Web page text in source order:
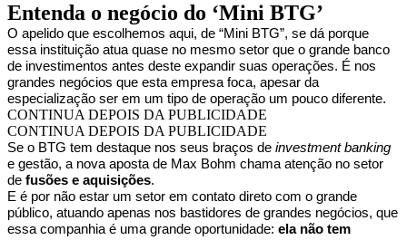
Entenda o negócio do ‘Mini BTG’
O apelido que escolhemos aqui, de “Mini BTG”, se dá porque
essa instituição atua quase no mesmo setor que o grande banco
de investimentos antes deste expandir suas operações. É nos
grandes negócios que esta empresa foca, apesar da
especialização ser em um tipo de operação um pouco diferente.
CONTINUA DEPOIS DA PUBLICIDADE
CONTINUA DEPOIS DA PUBLICIDADE
Se o BTG tem destaque nos seus braços de investment banking
e gestão, a nova aposta de Max Bohm chama atenção no setor
de fusões e aquisições.
E é por não estar um setor em contato direto com o grande
público, atuando apenas nos bastidores de grandes negócios, que
essa companhia é uma grande oportunidade: ela não tem